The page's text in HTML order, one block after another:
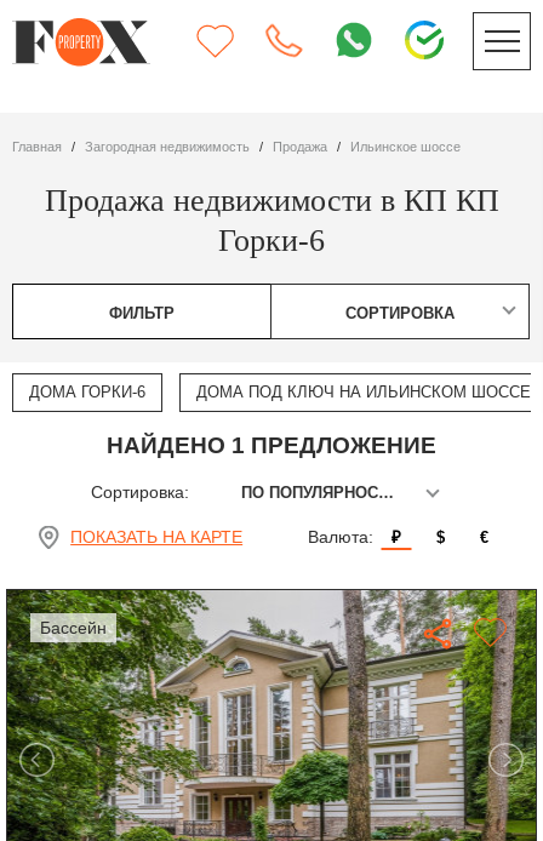
Главная Загородная недвижимость Продажа Ильинское шоссе
Продажа недвижимости в КП КП
Горки-6
ФИЛЬТР СОРТИРОВКА
ДОМА ГОРКИ-6 ДОМА ПОД КЛЮЧ НА ИЛЬИНСКОМ ШОССЕ
НАЙДЕНО 1 ПРЕДЛОЖЕНИЕ
Сортировка: ПО ПОПУЛЯРНОСТИ
ПОКАЗАТЬ НА КАРТЕ Валюта: ₽ $ €
бассейн